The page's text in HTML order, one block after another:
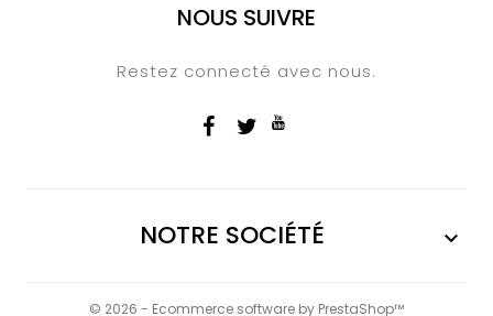
NOUS SUIVRE
Restez connecté avec nous.
NOTRE SOCIÉTÉ 
© 2026 - Ecommerce software by PrestaShop™